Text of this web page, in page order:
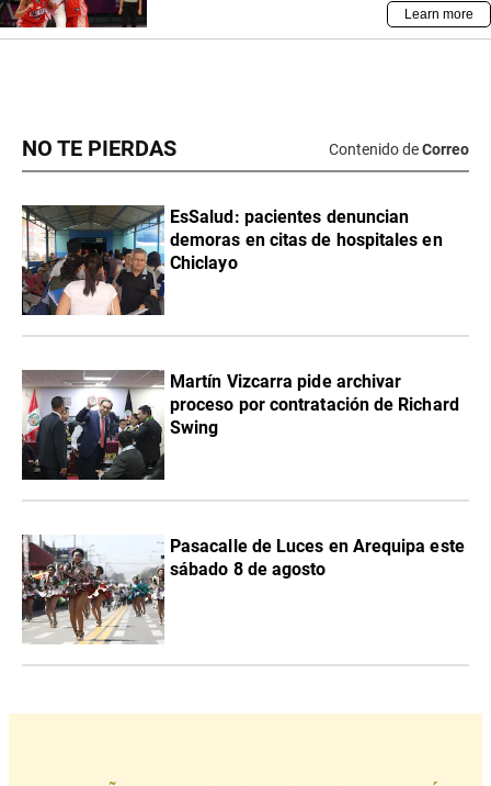
NO TE PIERDAS Contenido deCorreo
EsSalud: pacientes denuncian
demoras en citas de hospitales en
Chiclayo
Martín Vizcarra pide archivar
proceso por contratación de Richard
Swing
Pasacalle de Luces en Arequipa este
sábado 8 de agosto